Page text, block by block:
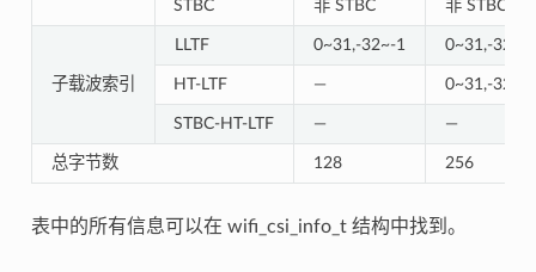
STBC 非 STBC 非 STBC
子载波索引
LLTF 0~31,-32~-1 0~31,-32~-1
HT-LTF — 0~31,-32~-1
STBC-HT-LTF — —
总字节数 128 256
表中的所有信息可以在 wifi_csi_info_t 结构中找到。